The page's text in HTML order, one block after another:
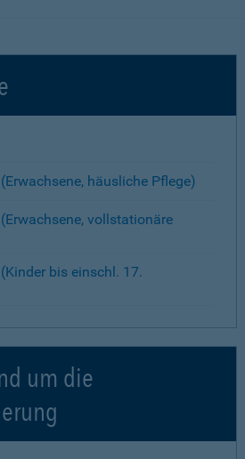
häusliche Pflege)
vollstationäre
bis einschl. 17.
um die